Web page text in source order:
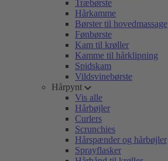
Træbørste
Hårkamme
Børster til hovedmassage
Fønbørste
Kam til krøller
Kamme til hårklipning
Spidskam
Vildsvinebørste
Hårpynt
Vis alle
Hårbøjler
Curlers
Scrunchies
Hårspænder og hårbøjler
Sprayflasker